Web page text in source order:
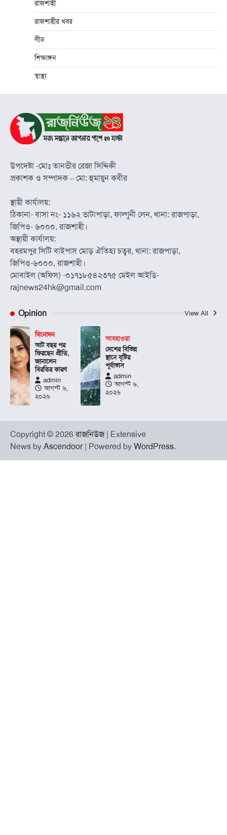
রাজশাহী
রাজশাহীর খবর
লীড
শিক্ষাঙ্গন
স্বাস্থ্য
উপদেষ্টা -মোঃ তানভীর রেজা সিদ্দিকী
প্রকাশক ও সম্পাদক – মো: হুমায়ুন কবীর
স্থায়ী কার্যালয়:
ঠিকানা- বাসা নং- ১১৬২ ভাটাপাড়া, ফাল্গুনী লেন, থানা: রাজপাড়া,
জিপিও- ৬০০০, রাজশাহী।
অস্থায়ী কার্যালয়:
বহরমপুর সিটি বাইপাস মোড় ঐতিহ্য চত্বর, থানা: রাজপাড়া,
জিপিও-৬০০০, রাজশাহী।
মোবাইল (অফিস) -০১৭১৮৫৪২৩৭৫ মেইল আইডি-
rajnews24hk@gmail.com
Opinion View All
বিনোদন
আট বছর পর
ফিরছেন প্রীতি,
জানালেন
বিরতির কারণ
admin
আগস্ট ৬,
২০২৬
আবহাওয়া
দেশের বিভিন্ন
স্থানে বৃষ্টির
পূর্বাভাস
admin
আগস্ট ৬,
২০২৬
Copyright © 2026রাজনিউজ| Extensive
News by Ascendoor| Powered by WordPress.